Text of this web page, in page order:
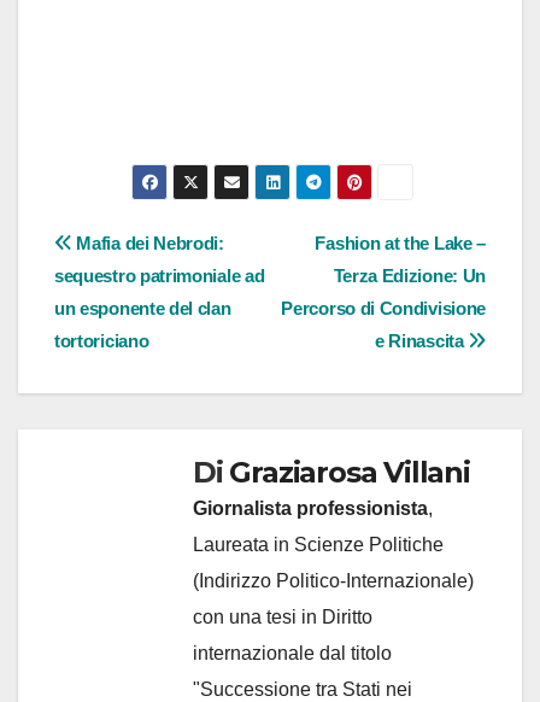
Navigazione
articoli
Fashion at the Lake –
Terza Edizione: Un
Percorso di Condivisione
e Rinascita
Mafia dei Nebrodi:
sequestro patrimoniale ad
un esponente del clan
tortoriciano
Di Graziarosa Villani
Giornalista professionista,
Laureata in Scienze Politiche
(Indirizzo Politico-Internazionale)
con una tesi in Diritto
internazionale dal titolo
"Successione tra Stati nei